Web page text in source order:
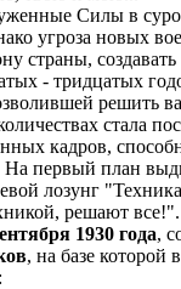
Силы в
угроза новых
страны,
- тридцатых
стала
кадров,
На первый план
лозунг
решают все!".
1930 года,
, на базе